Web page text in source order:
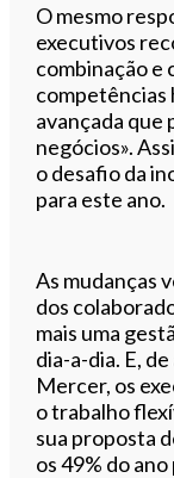
O mesmo
executivos
combinação e
competências
avançada que
negócios».
o desafio da
para este ano.
As mudanças
dos
mais uma
dia-a-dia. E,
Mercer, os
o trabalho
sua proposta
os 49% do ano